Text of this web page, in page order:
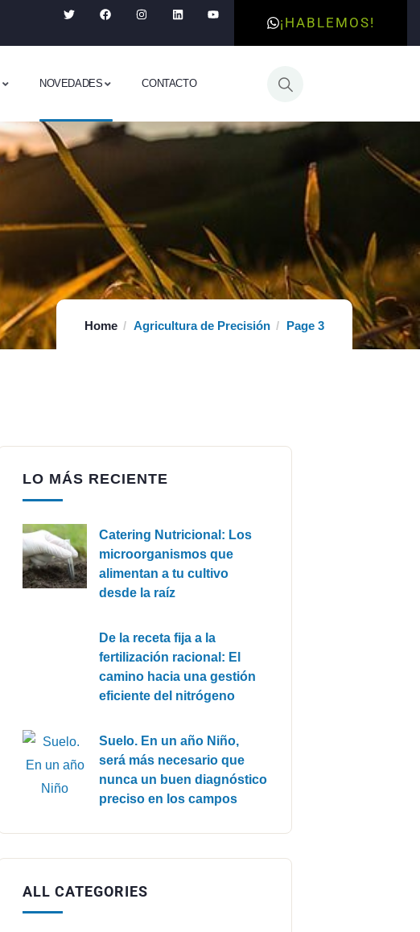
¡HABLEMOS!
NOVEDADES CONTACTO
Home Agricultura de Precisión Page 3
LO MÁS RECIENTE
Catering Nutricional: Los
microorganismos que
alimentan a tu cultivo
desde la raíz
De la receta fija a la
fertilización racional: El
camino hacia una gestión
eficiente del nitrógeno
Suelo. En un año Niño,
será más necesario que
nunca un buen diagnóstico
preciso en los campos
ALL CATEGORIES